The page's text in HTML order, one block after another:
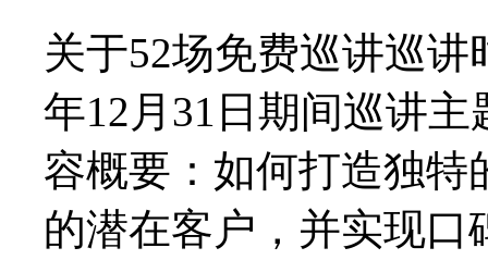
关于52场免费巡讲巡
年12月31日期间巡讲
容概要：如何打造独
的潜在客户，并实现